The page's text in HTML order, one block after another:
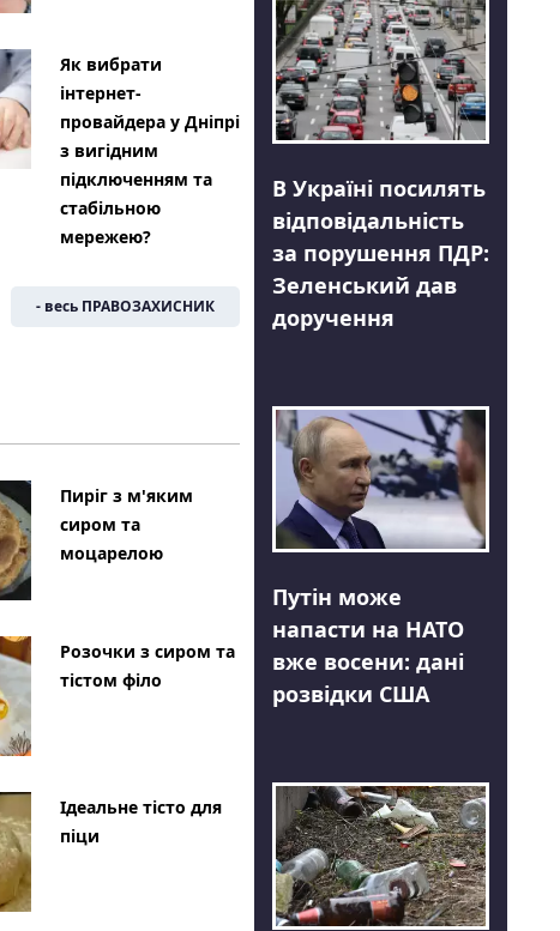
Як вибрати
інтернет-
провайдера у Дніпрі
з вигідним
підключенням та
стабільною
мережею?
- весь ПРАВОЗАХИСНИК
Пиріг з м'яким
сиром та
моцарелою
Розочки з сиром та
тістом філо
Ідеальне тісто для
піци
В Україні посилять
відповідальність
за порушення ПДР:
Зеленський дав
доручення
Путін може
напасти на НАТО
вже восени: дані
розвідки США